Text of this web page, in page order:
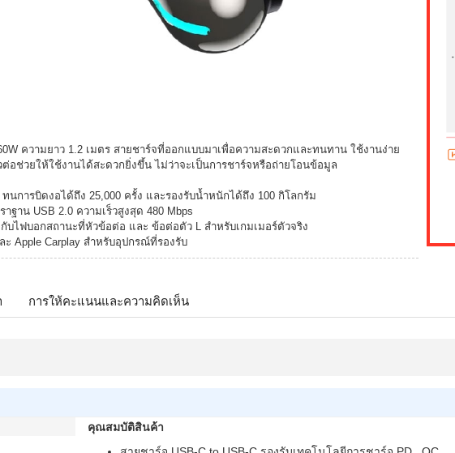
ความยาว 1.2 เมตร สายชาร์จที่ออกแบบมาเพื่อความสะดวกและทนทาน ใช้งานง่าย
อช่วยให้ใช้งานได้สะดวกยิ่งขึ้น ไม่ว่าจะเป็นการชาร์จหรือถ่ายโอนข้อมูล
การบิดงอได้ถึง 25,000 ครั้ง และรองรับน้ำหนักได้ถึง 100 กิโลกรัม
ฐาน USB 2.0 ความเร็วสูงสุด 480 Mbps
บไฟบอกสถานะที่หัวข้อต่อ และ ข้อต่อตัว L สำหรับเกมเมอร์ตัวจริง
ะ Apple Carplay สำหรับอุปกรณ์ที่รองรับ
การให้คะแนนและความคิดเห็น
คุณสมบัติสินค้า